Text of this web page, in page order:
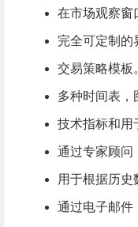
在市场观察窗
完全可定制的
交易策略模板
多种时间表，
技术指标和用
通过专家顾问
用于根据历史
通过电子邮件